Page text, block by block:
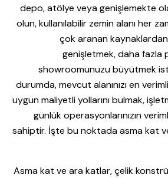
depo, atölye veya genişlemekte
olun, kullanılabilir zemin alanı her
çok aranan
genişletmek, daha fazla
showroomunuzu büyütmek
durumda, mevcut alanınızı en
uygun maliyetli yollarını bulmak,
günlük operasyonlarınızın
sahiptir. İşte bu noktadaasma kat
Asma kat ve ara katlar, çelik